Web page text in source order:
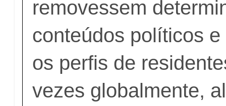
removessem
conteúdos políticos
os perfis de
vezes globalmente,